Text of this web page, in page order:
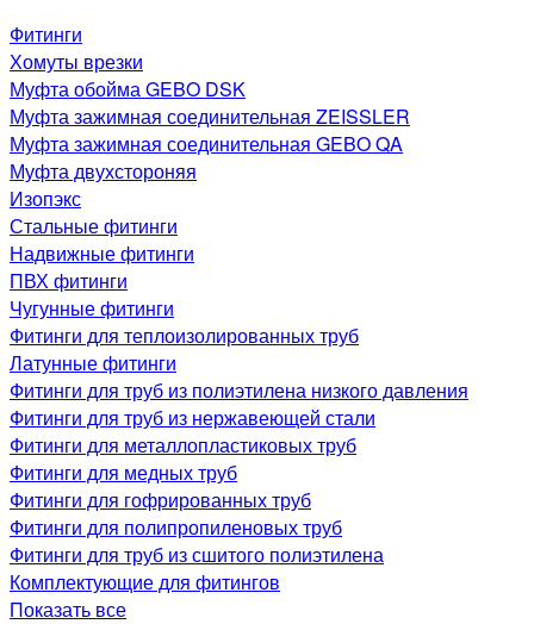
Фитинги
Хомуты врезки
Муфта обойма GEBO DSK
Муфта зажимная соединительная ZEISSLER
Муфта зажимная соединительная GEBO QA
Муфта двухстороняя
Изопэкс
Стальные фитинги
Надвижные фитинги
ПВХ фитинги
Чугунные фитинги
Фитинги для теплоизолированных труб
Латунные фитинги
Фитинги для труб из полиэтилена низкого давления
Фитинги для труб из нержавеющей стали
Фитинги для металлопластиковых труб
Фитинги для медных труб
Фитинги для гофрированных труб
Фитинги для полипропиленовых труб
Фитинги для труб из сшитого полиэтилена
Комплектующие для фитингов
Показать все